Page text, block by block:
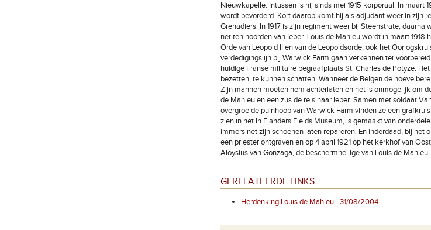
Nieuwkapelle. Intussen is hij sinds mei 1915 korporaal. In
wordt bevorderd. Kort daarop komt hij als adjudant weer in zijn
Grenadiers. In 1917 is zijn regiment weer bij Steenstrate,
net ten noorden van Ieper. Louis de Mahieu wordt in maart
Orde van Leopold II en van de Leopoldsorde, ook het
verdedigingslijn bij Warwick Farm gaan verkennen ter
huidige Franse militaire begraafplaats St. Charles de Potyze.
bezetten, te kunnen schatten. Wanneer de Belgen de hoeve
Zijn mannen moeten hem achterlaten en het is onmogelijk om
de Mahieu en een zus de reis naar Ieper. Samen met soldaat
overgroeide puinhoop van Warwick Farm vinden ze een
zien in het In Flanders Fields Museum, is gemaakt van
immers net zijn schoenen laten repareren. En inderdaad, bij
een priester ontgraven en op 4 april 1921 op het kerkhof van
Aloysius van Gonzaga, de beschermheilige van Louis de
GERELATEERDE LINKS
Herdenking Louis de Mahieu - 31/08/2004